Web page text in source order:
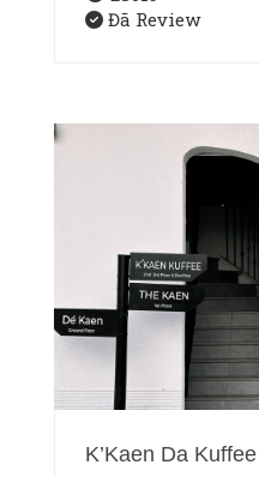
Đã Review
K’Kaen Da Kuffee